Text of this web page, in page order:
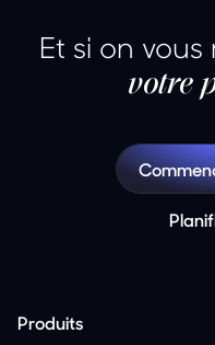
Et si on
votre
Produits